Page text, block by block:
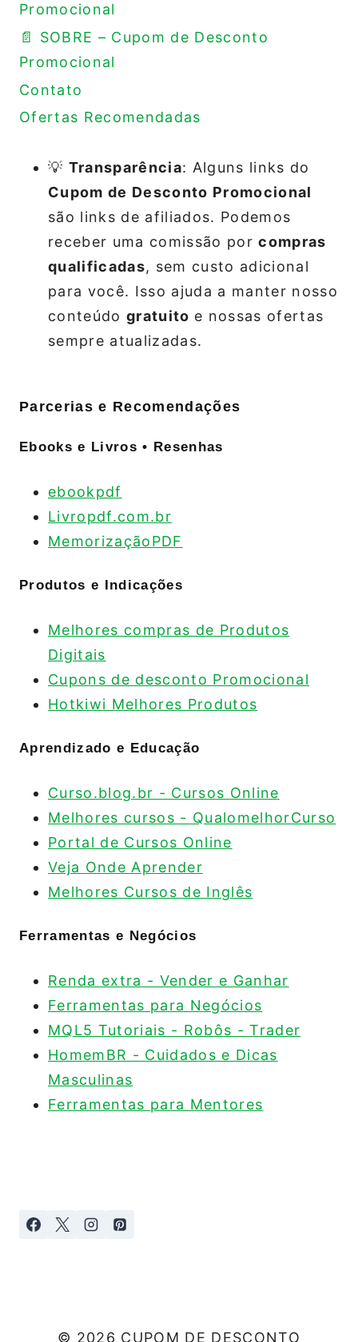
Promocional
📄 SOBRE – Cupom de Desconto
Promocional
Contato
Ofertas Recomendadas
💡 Transparência: Alguns links do
Cupom de Desconto Promocional
são links de afiliados. Podemos
receber uma comissão porcompras
qualificadas, sem custo adicional
para você. Isso ajuda a manter nosso
conteúdo gratuito e nossas ofertas
sempre atualizadas.
Parcerias e Recomendações
Ebooks e Livros • Resenhas
ebookpdf
Livropdf.com.br
MemorizaçãoPDF
Produtos e Indicações
Melhores compras de Produtos
Digitais
Cupons de desconto Promocional
Hotkiwi Melhores Produtos
Aprendizado e Educação
Curso.blog.br - Cursos Online
Melhores cursos - QualomelhorCurso
Portal de Cursos Online
Veja Onde Aprender
Melhores Cursos de Inglês
Ferramentas e Negócios
Renda extra - Vender e Ganhar
Ferramentas para Negócios
MQL5 Tutoriais - Robôs - Trader
HomemBR - Cuidados e Dicas
Masculinas
Ferramentas para Mentores
© 2026 CUPOM DE DESCONTO